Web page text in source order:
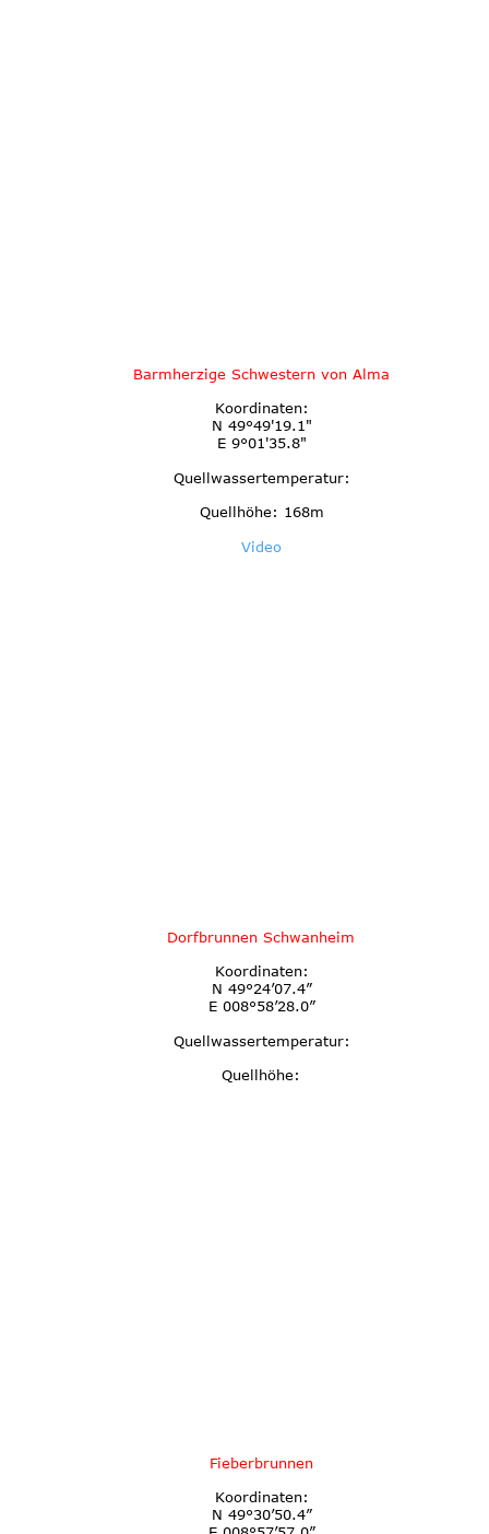
Barmherzige Schwestern von Alma
Koordinaten:
N 49°49'19.1"
E 9°01'35.8"
Quellwassertemperatur:
Quellhöhe: 168m
Video
Dorfbrunnen Schwanheim
Koordinaten:
N 49°24’07.4”
E 008°58’28.0”
Quellwassertemperatur:
Quellhöhe:
Fieberbrunnen
Koordinaten:
N 49°30’50.4”